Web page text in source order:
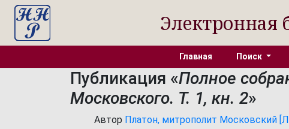
Электронная
Главная Поиск
Публикация «Полное
Московского. Т. 1, кн. 2»
Автор Платон, митрополит Московский